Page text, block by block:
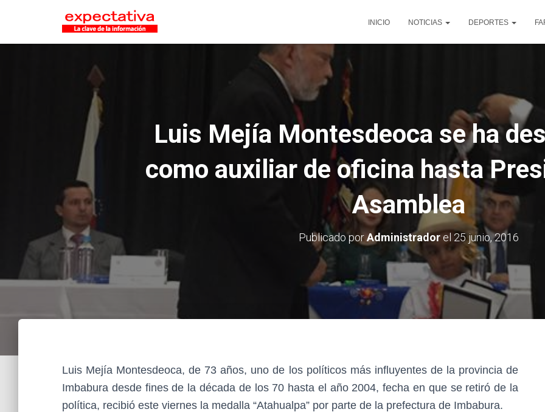
INICIO NOTICIAS DEPORTES
Luis Mejía Montesdeoca se ha
como auxiliar de oficina hasta
Asamblea
Publicado porAdministradorel 25 junio, 2016
Luis Mejía Montesdeoca, de 73 años, uno de los políticos más influyentes de la provincia de
Imbabura desde fines de la década de los 70 hasta el año 2004, fecha en que se retiró de la
política, recibió este viernes la medalla “Atahualpa” por parte de la prefectura de Imbabura.